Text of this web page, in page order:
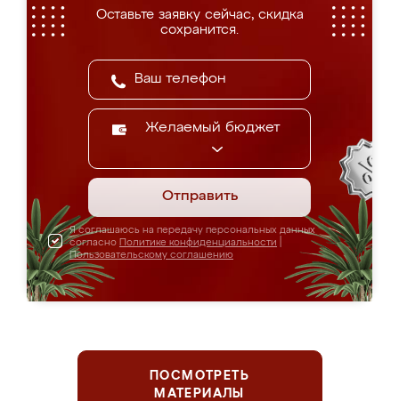
Оставьте заявку сейчас, скидка
сохранится.
Желаемый бюджет
Отправить
Я соглашаюсь на передачу персональных данных
согласно Политике конфиденциальности
Пользовательскому соглашению
ПОСМОТРЕТЬ
МАТЕРИАЛЫ